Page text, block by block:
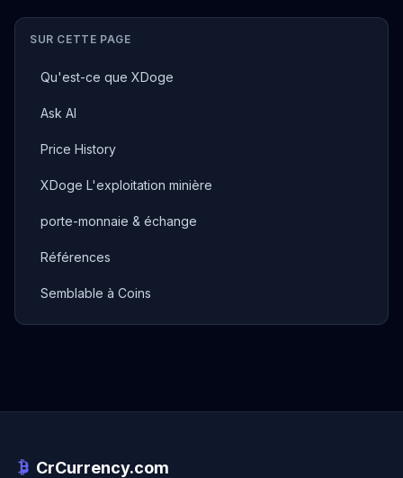
SUR CETTE PAGE
Qu'est-ce que XDoge
Ask AI
Price History
XDoge L'exploitation minière
porte-monnaie & échange
Références
Semblable à Coins
CrCurrency.com